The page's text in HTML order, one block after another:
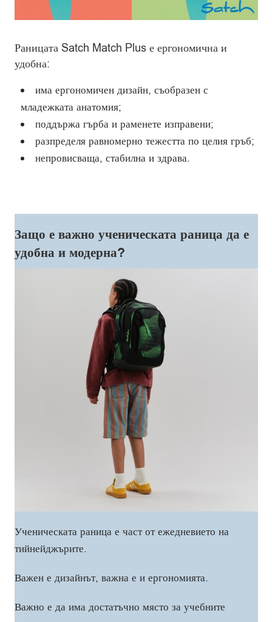
Раницата Satch Match Plus е ергономична и
удобна:
има ергономичен дизайн, съобразен с
младежката анатомия;
поддържа гърба и раменете изправени;
разпределя равномерно тежестта по целия гръб;
непровисваща, стабилна и здрава.
Защо е важно ученическата раница да е
удобна и модерна?
Ученическата раница е част от ежедневието на
тийнейджърите.
Важен е дизайнът, важна е и ергономията.
Важно е да има достатъчно място за учебните